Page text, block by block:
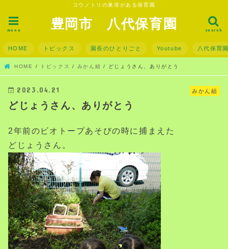
コウノトリの巣塔がある保育園
豊岡市 八代保育園 search
menu
HOME トピックス 園長のひとりごと Youtube 八代保育
HOME トピックス みかん組 どじょうさん、ありがとう
みかん組
2023.04.21
どじょうさん、ありがとう
2年前のビオトープあそびの時に捕まえた
どじょうさん。